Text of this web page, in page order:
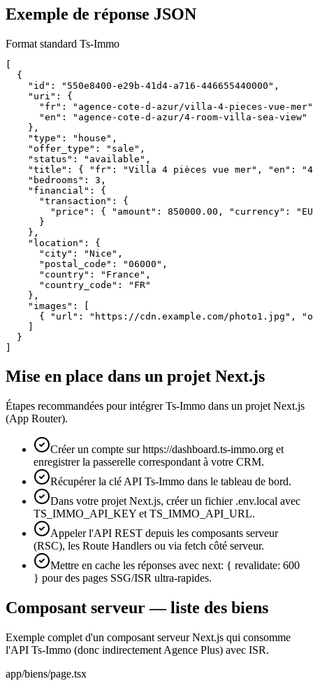
Exemple de réponse JSON
Format standard Ts-Immo
  {
    "id": "550e8400-e29b-41d4-a716-446655440000",
    "uri": {
"fr": "agence-cote-d-azur/villa-4-pieces-vue-
      "en": "agence-cote-d-azur/4-room-villa-sea-view"
    },
    "type": "house",
    "offer_type": "sale",
    "status": "available",
"title": { "fr": "Villa 4 pièces vue mer", "en":
    "bedrooms": 3,
    "financial": {
      "transaction": {
"price": { "amount": 850000.00, "currency":
      }
    },
    "location": {
      "city": "Nice",
      "postal_code": "06000",
      "country": "France",
      "country_code": "FR"
    },
    "images": [
{ "url": "https://cdn.example.com/photo1.jpg",
  }
Mise en place dans un projet Next.js
Étapes recommandées pour intégrer Ts-Immo dans un projet Next.js
(App Router).
Créer un compte sur https://dashboard.ts-immo.org et
enregistrer la passerelle correspondant à votre CRM.
Récupérer la clé API Ts-Immo dans le tableau de bord.
Dans votre projet Next.js, créer un fichier .env.local avec
TS_IMMO_API_KEY et TS_IMMO_API_URL.
Appeler l'API REST depuis les composants serveur
(RSC), les Route Handlers ou via fetch côté serveur.
Mettre en cache les réponses avec next: { revalidate: 600
} pour des pages SSG/ISR ultra-rapides.
Composant serveur — liste des biens
Exemple complet d'un composant serveur Next.js qui consomme
l'API Ts-Immo (donc indirectement Agence Plus) avec ISR.
app/biens/page.tsx